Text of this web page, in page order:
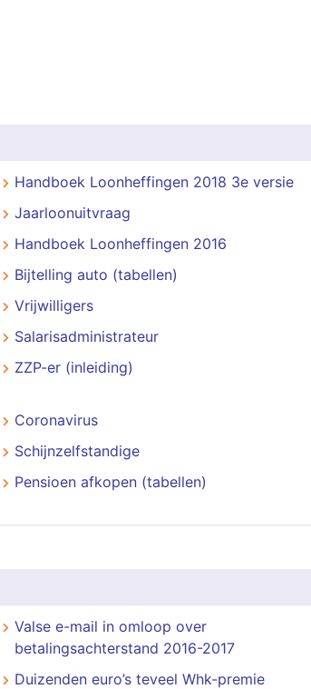
Handboek Loonheffingen 2018 3e versie
Jaarloonuitvraag
Handboek Loonheffingen 2016
Bijtelling auto (tabellen)
Vrijwilligers
Salarisadministrateur
ZZP-er (inleiding)
Coronavirus
Schijnzelfstandige
Pensioen afkopen (tabellen)
Valse e-mail in omloop over
betalingsachterstand 2016-2017
Duizenden euro’s teveel Whk-premie